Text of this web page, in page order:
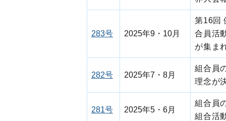
283号 2025年9・10月
第16回
合員活
が集ま
282号 2025年7・8月
組合員
理念が
281号 2025年5・6月
組合員
組合活